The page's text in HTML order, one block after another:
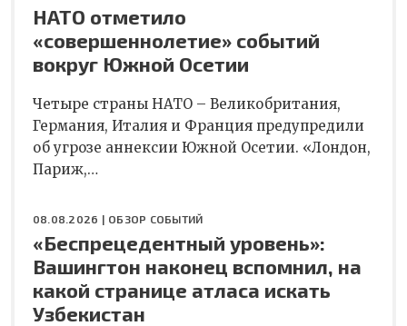
НАТО отметило
«совершеннолетие» событий
вокруг Южной Осетии
Четыре страны НАТО – Великобритания,
Германия, Италия и Франция предупредили
об угрозе аннексии Южной Осетии. «Лондон,
Париж,…
08.08.2026 | ОБЗОР СОБЫТИЙ
«Беспрецедентный уровень»:
Вашингтон наконец вспомнил, на
какой странице атласа искать
Узбекистан